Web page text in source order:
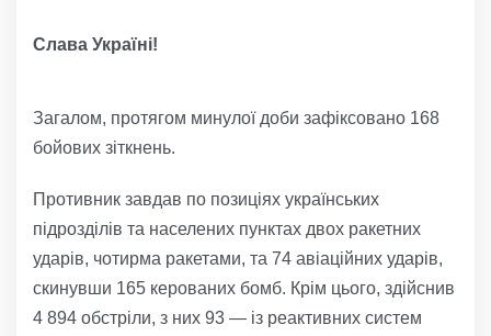
Слава Україні!
Загалом, протягом минулої доби зафіксовано 168
бойових зіткнень.
Противник завдав по позиціях українських
підрозділів та населених пунктах двох ракетних
ударів, чотирма ракетами, та 74 авіаційних ударів,
скинувши 165 керованих бомб. Крім цього, здійснив
4 894 обстріли, з них 93 — із реактивних систем